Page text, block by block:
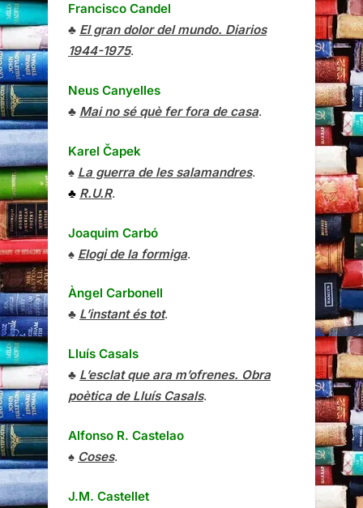
Francisco Candel
♣ El gran dolor del mundo. Diarios
1944-1975.
Neus Canyelles
♣ Mai no sé què fer fora de casa.
Karel Čapek
♠ La guerra de les salamandres.
♣ R.U.R.
Joaquim Carbó
♠ Elogi de la formiga.
Àngel Carbonell
♣ L’instant és tot.
Lluís Casals
♣ L’esclat que ara m’ofrenes. Obra
poètica de Lluís Casals.
Alfonso R. Castelao
♠ Coses.
J.M. Castellet